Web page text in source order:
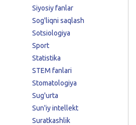
Siyosiy fanlar
Sog'liqni saqlash
Sotsiologiya
Sport
Statistika
STEM fanlari
Stomatologiya
Sug'urta
Sun'iy intellekt
Suratkashlik